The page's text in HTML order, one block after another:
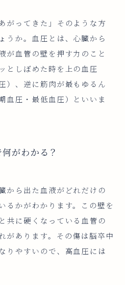
がってきた」そのような方
うか。血圧とは、心臓から
が血管の壁を押す力のこと
としぼめた時を上の血圧
）、逆に筋肉が最もゆるん
血圧・最低血圧）といいま
がわかる？
から出た血液がどれだけの
るかがわかります。この壁を
共に硬くなっている血管の
があります。その傷は脳卒中
りやすいので、高血圧には